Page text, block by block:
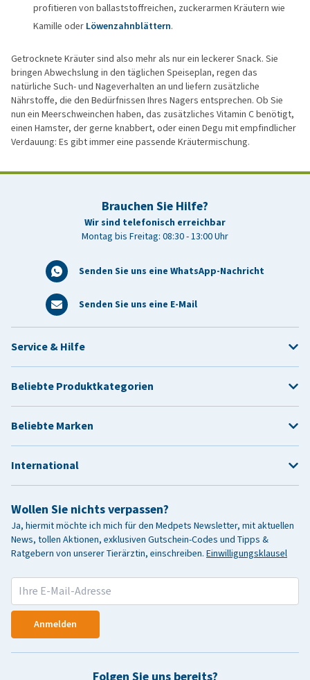
profitieren von ballaststoffreichen, zuckerarmen Kräutern wie
Kamille oder Löwenzahnblättern.
Getrocknete Kräuter sind also mehr als nur ein leckerer Snack. Sie
bringen Abwechslung in den täglichen Speiseplan, regen das
natürliche Such- und Nageverhalten an und liefern zusätzliche
Nährstoffe, die den Bedürfnissen Ihres Nagers entsprechen. Ob Sie
nun ein Meerschweinchen haben, das zusätzliches Vitamin C benötigt,
einen Hamster, der gerne knabbert, oder einen Degu mit empfindlicher
Verdauung: Es gibt immer eine passende Kräutermischung.
Brauchen Sie Hilfe?
Wir sind telefonisch erreichbar
Montag bis Freitag: 08:30 - 13:00 Uhr
Senden Sie uns eine WhatsApp-Nachricht
Senden Sie uns eine E-Mail
Wollen Sie nichts verpassen?
Ja, hiermit möchte ich mich für den Medpets Newsletter, mit aktuellen
News, tollen Aktionen, exklusiven Gutschein-Codes und Tipps &
Ratgebern von unserer Tierärztin, einschreiben. Einwilligungsklausel
Anmelden
Folgen Sie uns bereits?
Service & Hilfe
Beliebte Produktkategorien
Beliebte Marken
International